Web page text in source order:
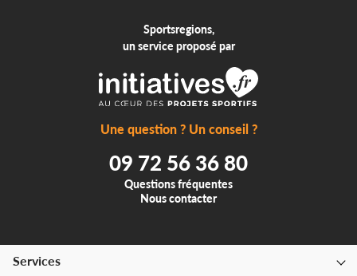
Sportsregions,
un service proposé par
Une question ? Un conseil ?
09 72 56 36 80
Questions fréquentes
Nous contacter
Services